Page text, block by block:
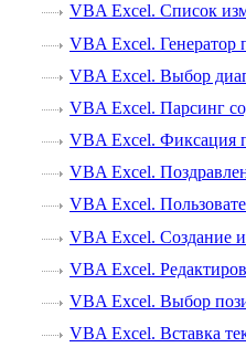
VBA Excel. Список
VBA Excel. Генератор
VBA Excel. Выбор
VBA Excel. Парсинг
VBA Excel. Фиксация
VBA Excel.
VBA Excel.
VBA Excel. Создание
VBA Excel.
VBA Excel. Выбор
VBA Excel. Вставка